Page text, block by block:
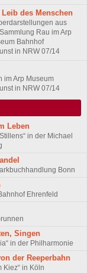
Leib des Menschen
aus
Rau im Arp
Bahnhof
in NRW 07/14
im Arp Museum
in NRW 07/14
Leben
in der Michael
Bonn
Ehrenfeld
Singen
in der Philharmonie
der Reeperbahn
Kiez“ in Köln